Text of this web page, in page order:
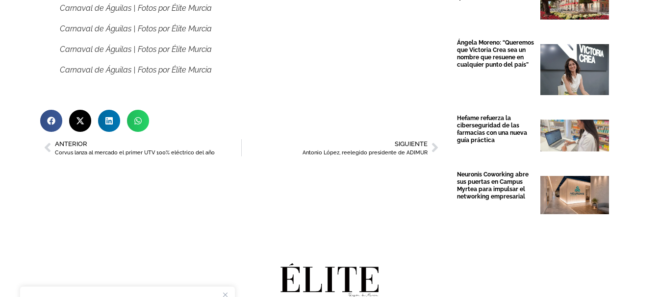
Carnaval de Águilas | Fotos por Élite Murcia
Carnaval de Águilas | Fotos por Élite Murcia
Carnaval de Águilas | Fotos por Élite Murcia
Carnaval de Águilas | Fotos por Élite Murcia
ANTERIOR
Corvus lanza al mercado el primer UTV 100% eléctrico del año
SIGUIENTE
Antonio López, reelegido presidente de ADIMUR
Ángela Moreno: “Queremos
que Victoria Crea sea un
nombre que resuene en
cualquier punto del país”
Hefame refuerza la
ciberseguridad de las
farmacias con una nueva
guía práctica
Neuronis Coworking abre
sus puertas en Campus
Myrtea para impulsar el
networking empresarial